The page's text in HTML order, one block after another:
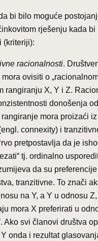
bi bilo moguće
rješenju kada
(kriteriji):
racionalnosti.
ovisiti o
rangiranju X, Y i Z.
donošenja
mora proizaći
connexity) i
pretpostavlja da je
tj. ordinalno
da su
tranzitivne. To znači
na Y, a Y u odnosu
mora X preferirati u
. Ako svi članovi društva
onda i rezultat